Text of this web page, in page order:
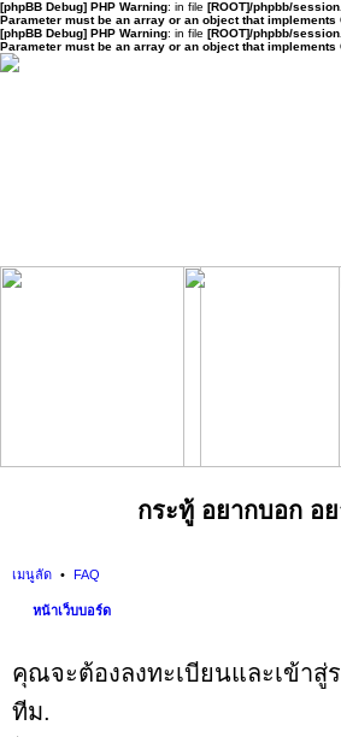
[phpBB Debug] PHP Warning: in file [ROOT]/phpbb/
Parameter must be an array or an object that implements
[phpBB Debug] PHP Warning: in file [ROOT]/phpbb/
Parameter must be an array or an object that implements
กระทู้ อยากบอก อย
เมนูลัด FAQ
หน้าเว็บบอร์ด
คุณจะต้องลงทะเบียนและเข้าสู่
ทีม.